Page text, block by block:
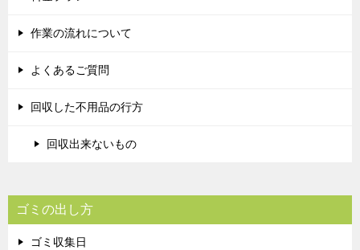
作業の流れについて
よくあるご質問
回収した不用品の行方
回収出来ないもの
ゴミの出し方
ゴミ収集日